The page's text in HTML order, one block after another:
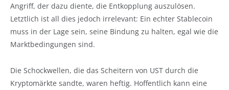
Angriff, der dazu diente, die Entkopplung auszulösen.
Letztlich ist all dies jedoch irrelevant: Ein echter Stablecoin
muss in der Lage sein, seine Bindung zu halten, egal wie die
Marktbedingungen sind.
Die Schockwellen, die das Scheitern von UST durch die
Kryptomärkte sandte, waren heftig. Hoffentlich kann eine